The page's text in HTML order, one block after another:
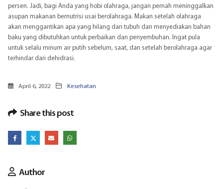
persen. Jadi, bagi Anda yang hobi olahraga, jangan pernah meninggalkan
asupan makanan bernutrisi usai berolahraga. Makan setelah olahraga
akan menggantikan apa yang hilang dari tubuh dan menyediakan bahan
baku yang dibutuhkan untuk perbaikan dan penyembuhan. Ingat pula
untuk selalu minum air putih sebelum, saat, dan setelah berolahraga agar
terhindar dari dehidrasi.
April 6, 2022 Kesehatan
Share this post
Author